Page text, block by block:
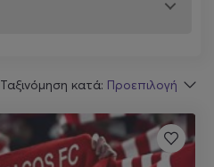
Ταξινόμηση κατά: Προεπιλογή